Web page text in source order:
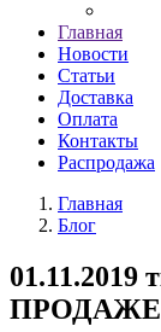
Главная
Новости
Статьи
Доставка
Оплата
Контакты
Распродажа
Главная
Блог
01.11.2019
ПРОДАЖЕ